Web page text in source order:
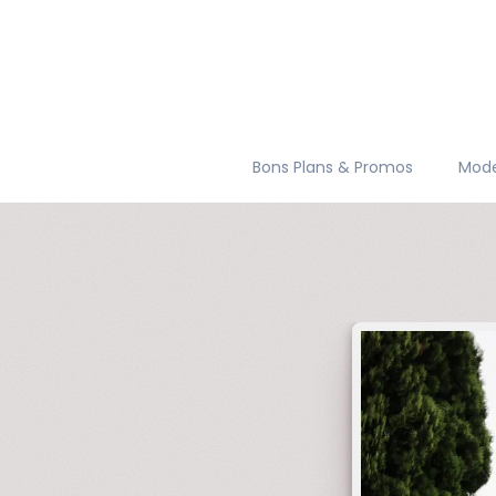
Bons Plans & Promos